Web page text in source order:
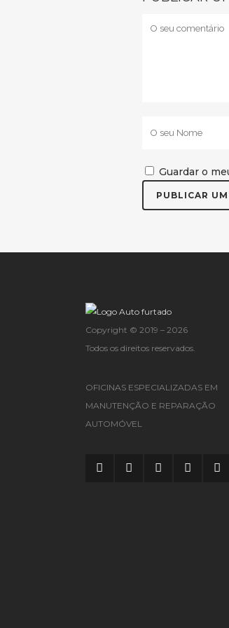
Guardar o
Copyright © 2019 – 2026
Todos os direitos reservados.
OFICINAS ESPECIALIZADAS EM
MANUTENÇÃO E REPARAÇÃO
AUTOMÓVEL